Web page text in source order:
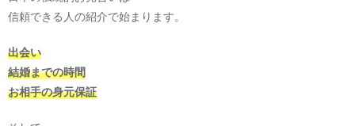
信頼できる人の紹介で始まります。
出会い
結婚までの時間
お相手の身元保証